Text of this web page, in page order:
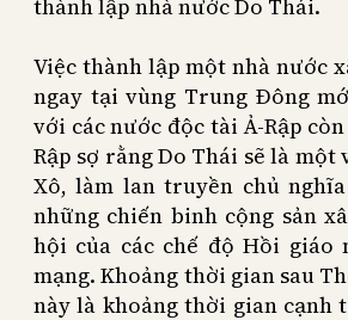
thành lập nhà nước Do Thái.
Việc thành lập một nhà nước
ngay tại vùng Trung Đông
với các nước độc tài Ả-Rập
Rập sợ rằng Do Thái sẽ là một
Xô, làm lan truyền chủ
những chiến binh cộng sản
hội của các chế độ Hồi giáo
mạng. Khoảng thời gian sau
này là khoảng thời gian cạnh